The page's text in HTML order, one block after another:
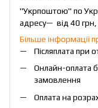
"Укрпоштою" по
адресу— від 40 грн,
Більше інформації
Післяплата при
Онлайн-оплата
замовлення
Оплата на